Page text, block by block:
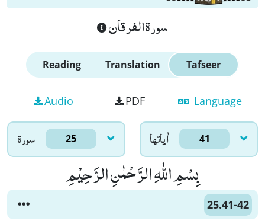
سورة الفرقان
Reading Translation Tafseer
Audio PDF Language
سورۃ 25 اٰياتها 41
بِسْمِ اللّٰهِ الرَّحْمٰنِ الرَّحِیْمِ
25.41-42